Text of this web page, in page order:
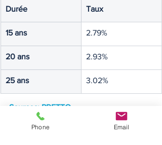
Durée Taux
15 ans 2.79%
20 ans 2.93%
25 ans 3.02%
Sources: PRETTO
Phone Email